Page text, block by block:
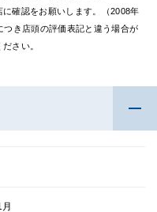
確認をお願いします。（2008年
き店頭の評価表記と違う場合が
さい。